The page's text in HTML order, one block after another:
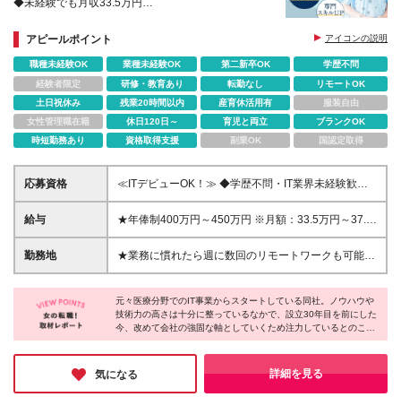
◆未経験でも月収33.5万円
◆オンラインでの打ち合わせも多数
◆年休127日でプライベートも充実
アピールポイント アイコンの説明
職種未経験OK 業種未経験OK 第二新卒OK
学歴不問
経験者限定
研修・教育あり 転勤なし
リモートOK
土日祝休み
残業20時間以内 産育休活用有
服装自由
女性管理職在籍
休日120日～ 育児と両立
ブランクOK
時短勤務あり
資格取得支援 副業OK 国認定取得
応募資格
≪ITデビューOK！≫ ◆学歴不問・IT業界未経験歓
迎！ ◆医療業界での何らかの就業経験をお持ちの方
（職種未経験の方も歓迎します）
給与
★年俸制400万円～450万円 ※月額：33.5万円～37.5
万円 ※経験・能力などを考慮のうえ、当社規定により
決定・優遇します。 ※上記金額の1/12を毎月支給しま
給します。 ※試用期間3ヶ月あり（期間中の待遇に差
異はありません） ★年俸制のメリットをご紹介 ・収
⼊予測が⽴てやすい ・ボーナスの変動リスクが少な
勤務地
★業務に慣れたら週に数回のリモートワークも可能！
★転勤なし 東京または横浜のお客様先にてご勤務い
ただきます。 ■東京 東京都江東区新木場 ■神奈川 神奈
川県横浜市西区みなとみらい ＜本社＞ 東京都港区三
田3-1-17 アクシオール三田402 ※(変更の範囲)上記を
除く当社関連勤務地
元々医療分野でのIT事業からスタートしている同社。ノウハウや
技術力の高さは十分に整っているなかで、設立30年目を前にした
今、改めて会社の強固な軸としていくため注力しているとのこと
です◎“医療×IT”という領域は今後さらに伸びていきますが、同社
であれば、会社の成長と事業の拡大も共に感じられるはず。「仕
事のやりがいを感じたい」「スキルアップしたい」そんな想いの
ある方は、ぜひ挑戦してみてください！
気になる 詳細を見る